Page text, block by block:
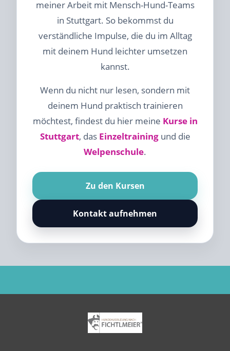
meiner Arbeit mit Mensch-Hund-Teams
in Stuttgart. So bekommst du
verständliche Impulse, die du im Alltag
mit deinem Hund leichter umsetzen
kannst.
Wenn du nicht nur lesen, sondern mit
deinem Hund praktisch trainieren
möchtest, findest du hier meine Kurse in
Stuttgart, das Einzeltrainingund die
Welpenschule.
Zu den Kursen
Kontakt aufnehmen